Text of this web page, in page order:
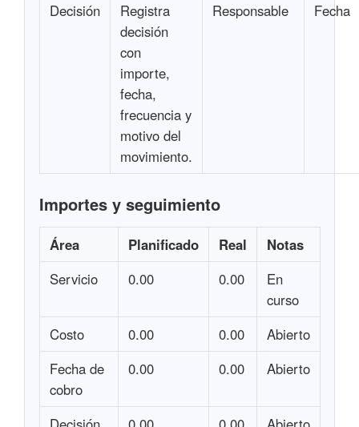
Decisión
Registra
decisión
con
importe,
fecha,
frecuencia y
motivo del
movimiento.
Responsable Fecha
Importes y seguimiento
Área Planificado Real
Notas
Servicio
0.00 0.00
En
curso
Costo
0.00 0.00
Abierto
Fecha de
cobro
0.00 0.00 Abierto